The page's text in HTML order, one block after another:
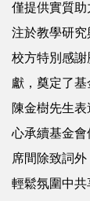
僅提供實質
注於教學研究
校方特別感
獻，奠定了
陳金樹先生
心承續基金會
席間除致詞
輕鬆氛圍中